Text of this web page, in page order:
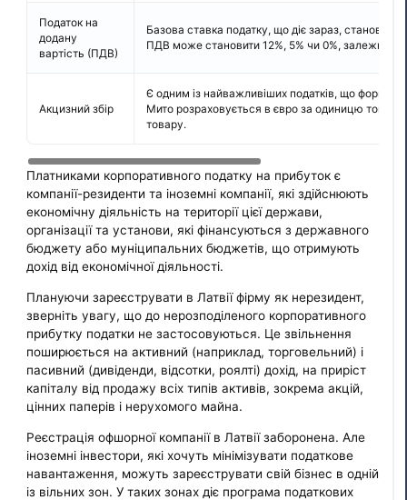
Податок на
додану
вартість (ПДВ)
Базова ставка податку, що діє зараз, становить
ПДВ може становити 12%, 5% чи 0%, залежно
Акцизний збір
Є одним із найважливіших податків, що формує
Мито розраховується в євро за одиницю товару
товару.
Платниками корпоративного податку на прибуток є
компанії-резиденти та іноземні компанії, які здійснюють
економічну діяльність на території цієї держави,
організації та установи, які фінансуються з державного
бюджету або муніципальних бюджетів, що отримують
дохід від економічної діяльності.
Плануючи зареєструвати в Латвії фірму як нерезидент,
зверніть увагу, що до нерозподіленого корпоративного
прибутку податки не застосовуються. Це звільнення
поширюється на активний (наприклад, торговельний) і
пасивний (дивіденди, відсотки, роялті) дохід, на приріст
капіталу від продажу всіх типів активів, зокрема акцій,
цінних паперів і нерухомого майна.
Реєстрація офшорної компанії в Латвії заборонена. Але
іноземні інвестори, які хочуть мінімізувати податкове
навантаження, можуть зареєструвати свій бізнес в одній
із вільних зон. У таких зонах діє програма податкових